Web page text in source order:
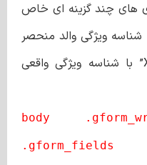
های چند گزینه ای خاص
ویژگی والد منحصر
به فرد – جایگزین “XX_X” با شناسه ویژگی واقعی
body
.gform_fields